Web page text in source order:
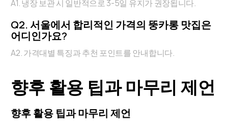
A1. 냉장 보관 시 일반적으로 3-5일 유지가 권장됩니다.
Q2. 서울에서 합리적인 가격의 뚱카롱 맛집은
어디인가요?
A2. 가격대별 특징과 추천 포인트를 안내합니다.
향후 활용 팁과 마무리 제언
향후 활용 팁과 마무리 제언